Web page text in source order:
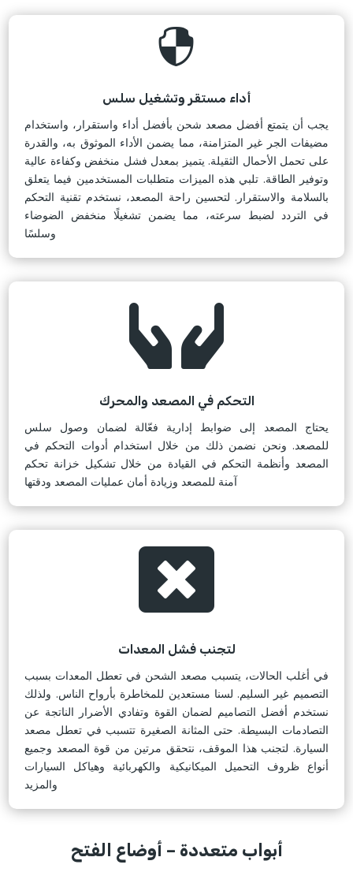

أداء مستقر وتشغيل سلس
يجب أن يتمتع أفضل مصعد شحن بأفضل أداء واستقرار، واستخدام
مضيفات الجر غير المتزامنة، مما يضمن الأداء الموثوق به، والقدرة
على تحمل الأحمال الثقيلة. يتميز بمعدل فشل منخفض وكفاءة عالية
وتوفير الطاقة. تلبي هذه الميزات متطلبات المستخدمين فيما يتعلق
بالسلامة والاستقرار. لتحسين راحة المصعد، نستخدم تقنية التحكم
في التردد لضبط سرعته، مما يضمن تشغيلًا منخفض الضوضاء
وسلسًا

التحكم في المصعد والمحرك
يحتاج المصعد إلى ضوابط إدارية فعّالة لضمان وصول سلس
للمصعد. ونحن نضمن ذلك من خلال استخدام أدوات التحكم في
المصعد وأنظمة التحكم في القيادة من خلال تشكيل خزانة تحكم
آمنة للمصعد وزيادة أمان عمليات المصعد ودقتها

لتجنب فشل المعدات
في أغلب الحالات، يتسبب مصعد الشحن في تعطل المعدات بسبب
التصميم غير السليم. لسنا مستعدين للمخاطرة بأرواح الناس. ولذلك
نستخدم أفضل التصاميم لضمان القوة وتفادي الأضرار الناتجة عن
التصادمات البسيطة. حتى المثانة الصغيرة تتسبب في تعطل مصعد
السيارة. لتجنب هذا الموقف، نتحقق مرتين من قوة المصعد وجميع
أنواع ظروف التحميل الميكانيكية والكهربائية وهياكل السيارات
والمزيد
أبواب متعددة – أوضاع الفتح